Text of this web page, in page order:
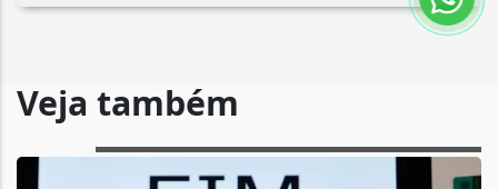
Veja também